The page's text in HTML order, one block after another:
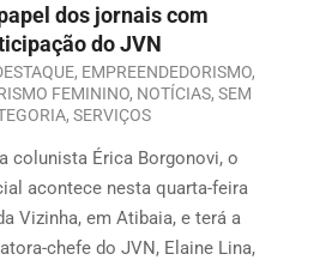
dos jornais com
do JVN
, EMPREENDEDORISMO,
FEMININO, NOTÍCIAS, SEM
, SERVIÇOS
colunista Érica Borgonovi, o
acontece nesta quarta-feira
Vizinha, em Atibaia, e terá a
chefe do JVN, Elaine Lina,